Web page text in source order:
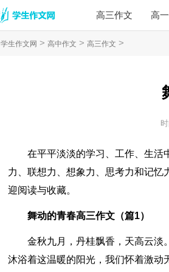
高三作文 高
学生作文网 > 高中作文 > 高三作文 >
时
在平平淡淡的学习、工作、生活
力、联想力、想象力、思考力和记
迎阅读与收藏。
舞动的青春高三作文（篇1）
金秋九月，丹桂飘香，天高云淡
沐浴着这温暖的阳光，我们怀着激动